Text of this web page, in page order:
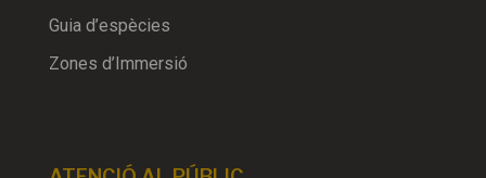
Guia d’espècies
Zones d’Immersió